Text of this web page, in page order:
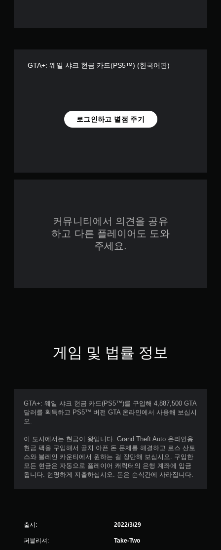
GTA+: 웨일 샤크 현금 카드(PS5™) (한국어판)
로그인하고 별점 주기
커뮤니티에서 의견을 공유
하고 다른 플레이어도 도와
주세요.
게임 및 법률 정보
GTA+: 웨일 샤크 현금 카드(PS5™)를 구입해 4,887,500 GTA
달러를 획득하고 PS5™ 버전 GTA 온라인에서 사용해 보십시
오.
이 도시에서는 현금이 왕입니다. Grand Theft Auto 온라인용
현금 팩을 구입해서 골치 아픈 돈 문제를 해결하고 로스 산토
스와 블레인 카운티에서 원하는 걸 장만해 보십시오. 구입한
모든 현금은 자동으로 플레이어 캐릭터의 은행 계좌에 입금
됩니다. 현명하게 지출하십시오. 돈은 순식간에 사라집니다.
출시: 2022/3/29
퍼블리셔: Take-Two